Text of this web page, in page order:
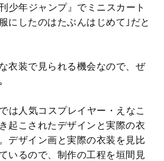
少年ジャンプ』でミニスカート
にしたのはたぶんはじめて｣だと
衣装で見られる機会なので、ぜ
は人気コスプレイヤー・えなこ
起こされたデザインと実際の衣
デザイン画と実際の衣装を見比
いるので、制作の工程を垣間見